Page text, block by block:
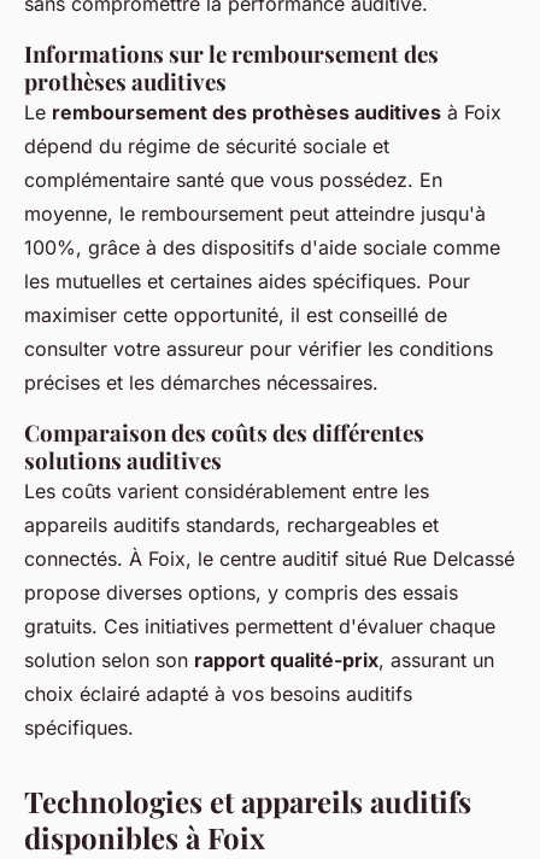
Informations sur le remboursement des
prothèses auditives
Le remboursement des prothèses auditives à Foix
dépend du régime de sécurité sociale et
complémentaire santé que vous possédez. En
moyenne, le remboursement peut atteindre jusqu'à
100%, grâce à des dispositifs d'aide sociale comme
les mutuelles et certaines aides spécifiques. Pour
maximiser cette opportunité, il est conseillé de
consulter votre assureur pour vérifier les conditions
précises et les démarches nécessaires.
Comparaison des coûts des différentes
solutions auditives
Les coûts varient considérablement entre les
appareils auditifs standards, rechargeables et
connectés. À Foix, le centre auditif situé Rue Delcassé
propose diverses options, y compris des essais
gratuits. Ces initiatives permettent d'évaluer chaque
solution selon son rapport qualité-prix, assurant un
choix éclairé adapté à vos besoins auditifs
spécifiques.
Technologies et appareils auditifs
disponibles à Foix